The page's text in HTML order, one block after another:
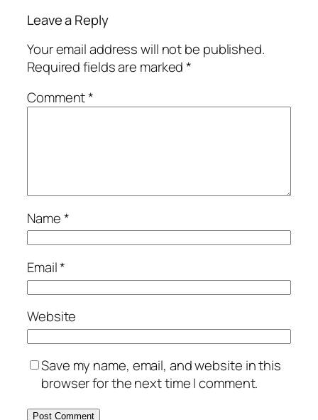
Leave a Reply
Your email address will not be published.
Required fields are marked*
Comment*
Name*
Email*
Website
Save my name, email, and website in this
browser for the next time I comment.